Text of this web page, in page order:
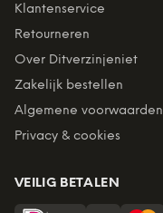
Klantenservice
Retourneren
Over Ditverzinjeniet
Zakelijk bestellen
Algemene voorwaarden
Privacy & cookies
VEILIG BETALEN